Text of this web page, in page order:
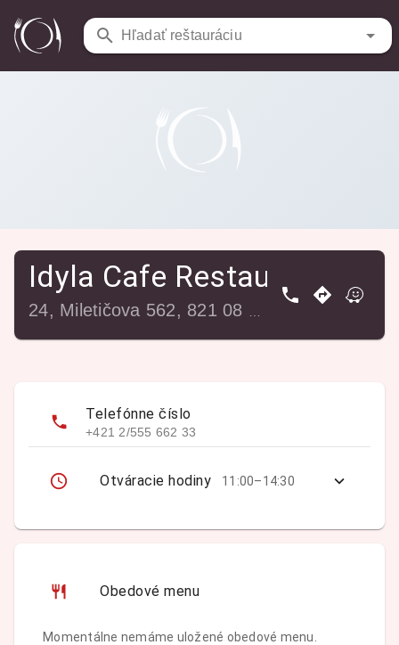
Hľadať reštauráciu
Reštaurácie / Idyla Cafe Restaurant
Idyla Cafe Restaurant
Telefónne číslo
+421 2/555 662 33
Otváracie hodiny 11:00–14:30
Obedové menu
Momentálne nemáme uložené obedové menu.